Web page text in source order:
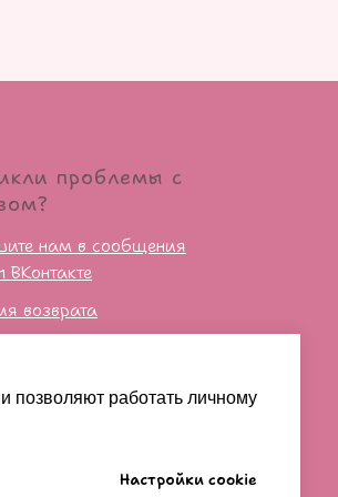
позволяют работать личному
Настройки cookie
проблемы с
нам в сообщения
ВКонтакте
возврата